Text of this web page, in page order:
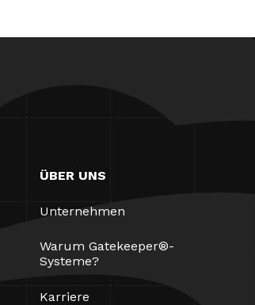
ÜBER UNS
Unternehmen
Warum Gatekeeper®-
Systeme?
Karriere